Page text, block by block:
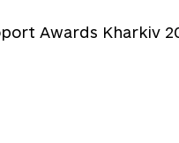
Awards Kharkiv